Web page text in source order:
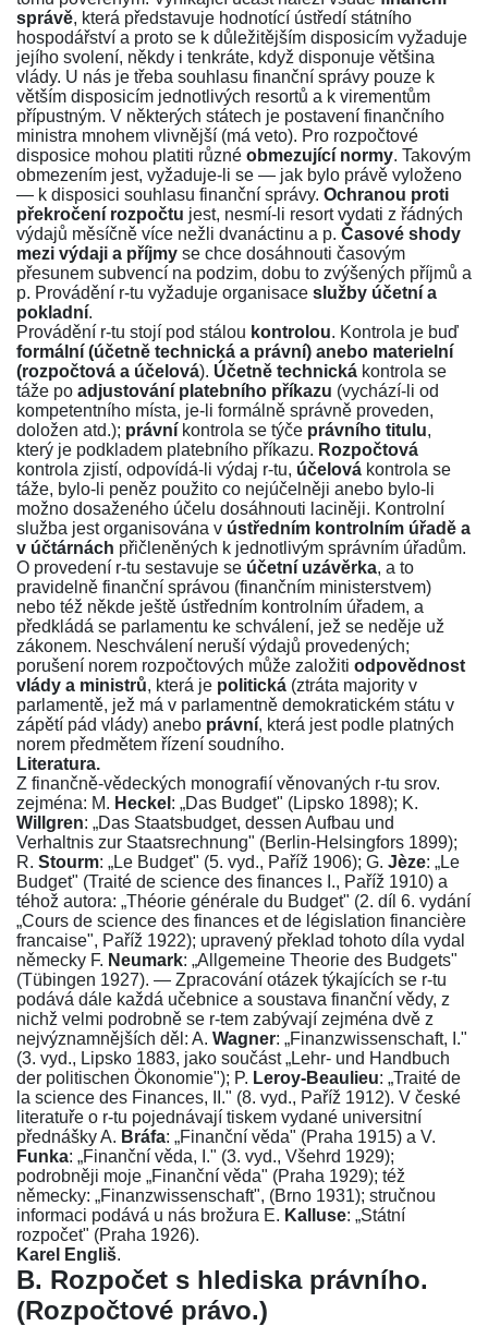
správě, která představuje hodnotící ústředí státního
hospodářství a proto se k důležitějším disposicím vyžaduje
jejího svolení, někdy i tenkráte, když disponuje většina
vlády. U nás je třeba souhlasu finanční správy pouze k
větším disposicím jednotlivých resortů a k virementům
přípustným. V některých státech je postavení finančního
ministra mnohem vlivnější (má veto). Pro rozpočtové
disposice mohou platiti různé obmezující normy. Takovým
obmezením jest, vyžaduje-li se — jak bylo právě vyloženo
— k disposici souhlasu finanční správy. Ochranou proti
překročení rozpočtu jest, nesmí-li resort vydati z řádných
výdajů měsíčně více nežli dvanáctinu a p. Časové shody
mezi výdaji a příjmy se chce dosáhnouti časovým
přesunem subvencí na podzim, dobu to zvýšených příjmů a
p. Provádění r-tu vyžaduje organisace služby účetní a
pokladní.
Provádění r-tu stojí pod stálou kontrolou. Kontrola je buď
formální (účetně technická a právní) anebo materielní
(rozpočtová a účelová). Účetně technická kontrola se
táže po adjustování platebního příkazu (vychází-li od
kompetentního místa, je-li formálně správně proveden,
doložen atd.); právní kontrola se týče právního titulu,
který je podkladem platebního příkazu. Rozpočtová
kontrola zjistí, odpovídá-li výdaj r-tu, účelová kontrola se
táže, bylo-li peněz použito co nejúčelněji anebo bylo-li
možno dosaženého účelu dosáhnouti laciněji. Kontrolní
služba jest organisována v ústředním kontrolním úřadě a
v účtárnách přičleněných k jednotlivým správním úřadům.
O provedení r-tu sestavuje se účetní uzávěrka, a to
pravidelně finanční správou (finančním ministerstvem)
nebo též někde ještě ústředním kontrolním úřadem, a
předkládá se parlamentu ke schválení, jež se neděje už
zákonem. Neschválení neruší výdajů provedených;
porušení norem rozpočtových může založiti odpovědnost
vlády a ministrů, která je politická (ztráta majority v
parlamentě, jež má v parlamentně demokratickém státu v
zápětí pád vlády) anebo právní, která jest podle platných
norem předmětem řízení soudního.
Literatura.
Z finančně-vědeckých monografií věnovaných r-tu srov.
zejména: M. Heckel : „Das Budget" (Lipsko 1898); K.
Willgren: „Das Staatsbudget, dessen Aufbau und
Verhaltnis zur Staatsrechnung" (Berlin-Helsingfors 1899);
R. Stourm: „Le Budget" (5. vyd., Paříž 1906); G. Jèze: „Le
Budget" (Traité de science des finances I., Paříž 1910) a
téhož autora: „Théorie générale du Budget" (2. díl 6. vydání
„Cours de science des finances et de législation financière
francaise", Paříž 1922); upravený překlad tohoto díla vydal
německy F. Neumark: „Allgemeine Theorie des Budgets"
(Tübingen 1927). — Zpracování otázek týkajících se r-tu
podává dále každá učebnice a soustava finanční vědy, z
nichž velmi podrobně se r-tem zabývají zejména dvě z
nejvýznamnějších děl: A. Wagner: „Finanzwissenschaft, I."
(3. vyd., Lipsko 1883, jako součást „Lehr- und Handbuch
der politischen Ökonomie"); P. Leroy-Beaulieu: „Traité de
la science des Finances, II." (8. vyd., Paříž 1912). V české
literatuře o r-tu pojednávají tiskem vydané universitní
přednáškyA. Bráfa: „Finanční věda" (Praha 1915) a V.
Funka: „Finanční věda, I." (3. vyd., Všehrd 1929);
podrobněji moje „Finanční věda" (Praha 1929); též
německy: „Finanzwissenschaft", (Brno 1931); stručnou
informaci podává u nás brožura E. Kalluse: „Státní
rozpočet" (Praha 1926).
Karel Engliš.
B. Rozpočet s hlediska právního.
(Rozpočtové právo.)